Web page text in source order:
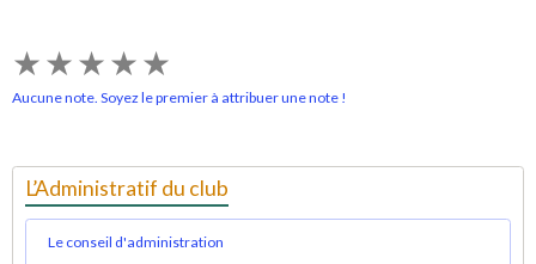
★★★★★
Aucune note. Soyez le premier à attribuer une note !
L’Administratif du club
Le conseil d'administration